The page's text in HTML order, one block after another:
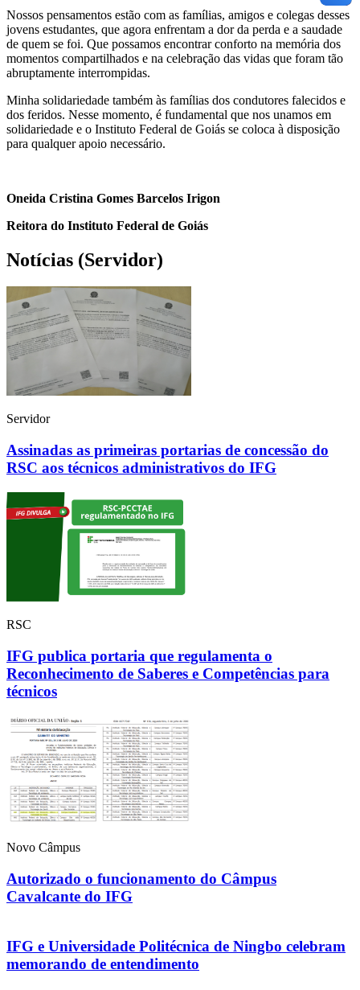
Nossos pensamentos estão com as famílias, amigos e colegas desses
jovens estudantes, que agora enfrentam a dor da perda e a saudade
de quem se foi. Que possamos encontrar conforto na memória dos
momentos compartilhados e na celebração das vidas que foram tão
abruptamente interrompidas.
Minha solidariedade também às famílias dos condutores falecidos e
dos feridos. Nesse momento, é fundamental que nos unamos em
solidariedade e o Instituto Federal de Goiás se coloca à disposição
para qualquer apoio necessário.
Oneida Cristina Gomes Barcelos Irigon
Reitora do Instituto Federal de Goiás
Notícias (Servidor)
Servidor
Assinadas as primeiras portarias de concessão do
RSC aos técnicos administrativos do IFG
RSC
IFG publica portaria que regulamenta o
Reconhecimento de Saberes e Competências para
técnicos
Novo Câmpus
Autorizado o funcionamento do Câmpus
Cavalcante do IFG
IFG e Universidade Politécnica de Ningbo celebram
memorando de entendimento